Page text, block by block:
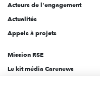
Acteurs de l'engagement
Actualités
Appels à projets
Mission RSE
Le kit média Carenews